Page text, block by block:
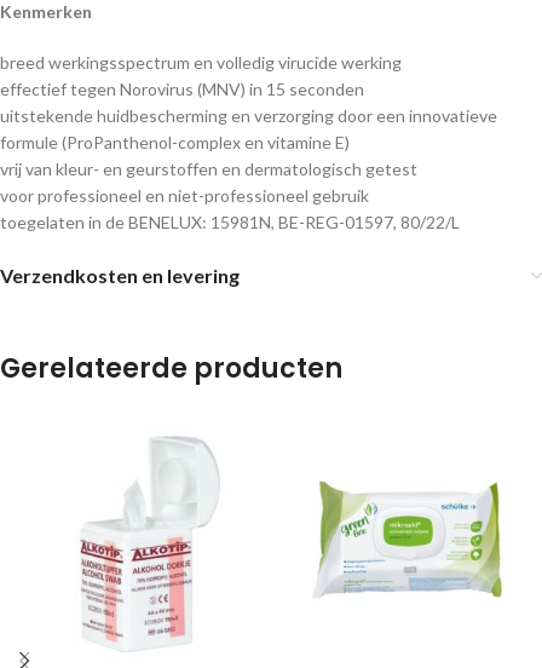
Kenmerken
breed werkingsspectrum en volledig virucide werking
effectief tegen Norovirus (MNV) in 15 seconden
uitstekende huidbescherming en verzorging door een innovatieve
formule (ProPanthenol-complex en vitamine E)
vrij van kleur- en geurstoffen en dermatologisch getest
voor professioneel en niet-professioneel gebruik
toegelaten in de BENELUX: 15981N, BE-REG-01597, 80/22/L
Verzendkosten en levering
Gerelateerde producten